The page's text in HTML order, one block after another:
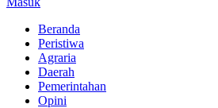
Beranda
Peristiwa
Agraria
Daerah
Pemerintahan
Opini